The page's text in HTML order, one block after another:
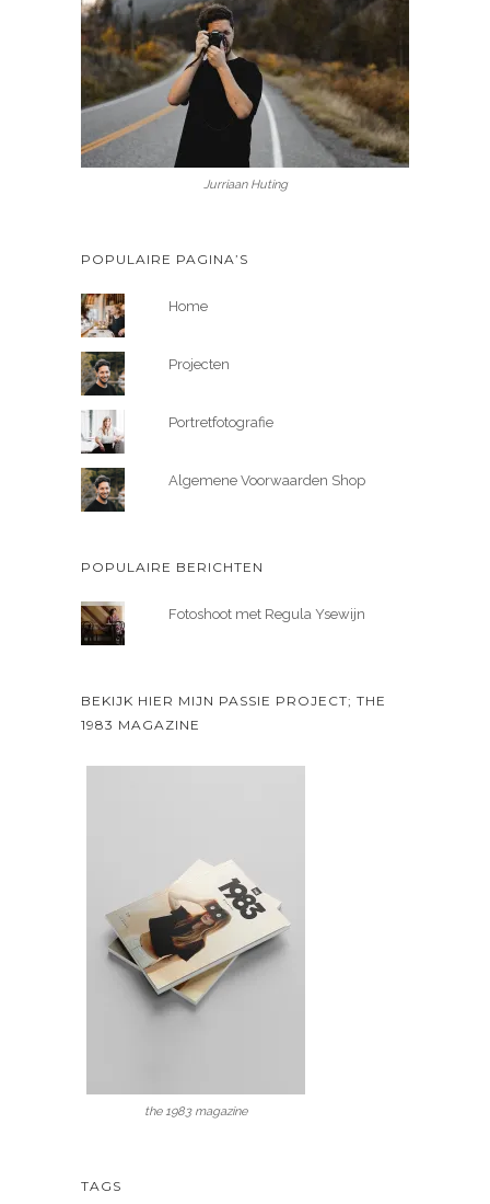
Jurriaan Huting
POPULAIRE PAGINA’S
Home
Projecten
Portretfotografie
Algemene Voorwaarden Shop
POPULAIRE BERICHTEN
Fotoshoot met Regula Ysewijn
BEKIJK HIER MIJN PASSIE PROJECT; THE
1983 MAGAZINE
the 1983 magazine
TAGS